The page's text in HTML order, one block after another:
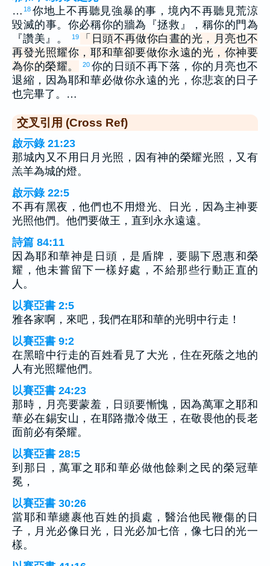
… 18 你地上不再聽見強暴的事，境內不再聽見荒涼
毀滅的事。你必稱你的牆為『拯救』，稱你的門為
『讚美』。
19
「日頭不再做你白晝的光，月亮也不
再發光照耀你，耶和華卻要做你永遠的光，你神要
為你的榮耀。
20 你的日頭不再下落，你的月亮也不
退縮，因為耶和華必做你永遠的光，你悲哀的日子
也完畢了。…
交叉引用 (Cross Ref)
啟示錄 21:23
那城內又不用日月光照，因有神的榮耀光照，又有
羔羊為城的燈。
啟示錄 22:5
不再有黑夜，他們也不用燈光、日光，因為主神要
光照他們。他們要做王，直到永永遠遠。
詩篇 84:11
因為耶和華神是日頭，是盾牌，要賜下恩惠和榮
耀，他未嘗留下一樣好處，不給那些行動正直的
人。
以賽亞書 2:5
雅各家啊，來吧，我們在耶和華的光明中行走！
以賽亞書 9:2
在黑暗中行走的百姓看見了大光，住在死蔭之地的
人有光照耀他們。
以賽亞書 24:23
那時，月亮要蒙羞，日頭要慚愧，因為萬軍之耶和
華必在錫安山，在耶路撒冷做王，在敬畏他的長老
面前必有榮耀。
以賽亞書 28:5
到那日，萬軍之耶和華必做他餘剩之民的榮冠華
冕，
以賽亞書 30:26
當耶和華纏裹他百姓的損處，醫治他民鞭傷的日
子，月光必像日光，日光必加七倍，像七日的光一
樣。